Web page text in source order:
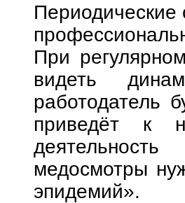
Периодические
При
видеть
работодатель
приведёт к
медосмотры
эпидемий».